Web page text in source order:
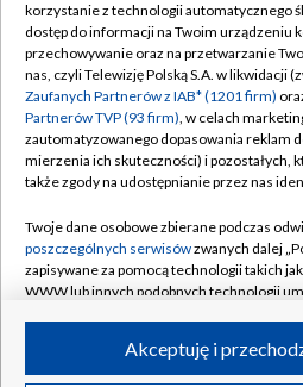
TVP
Abonament TVP
Emisja w TVP
Centrum informacji TVP
Naziemna Telewizja Cyfrowa
Rada Programowa
System NOS
Informacje o nadawcy
Program dla prasy
Regulamin
Polityka
Moje
Pomoc
Kanały
korzystanie z technologii automatycznego
dostęp do informacji na Twoim urządzeniu
przechowywanie oraz na przetwarzanie
nas, czyli Telewizję Polską S.A. w likwidacji
Zaufanych Partnerów z IAB* (1201 firm)
Partnerów TVP (93 firm), w celach
zautomatyzowanego dopasowania reklam
mierzenia ich skuteczności) i pozostałych,
także zgody na udostępnianie przez nas
Twoje dane osobowe zbierane podczas
poszczególnych serwisówzwanych dalej
zapisywane za pomocą technologii takich
WWW lub innych podobnych technologii
ruchu w Internecie.Akceptuję i